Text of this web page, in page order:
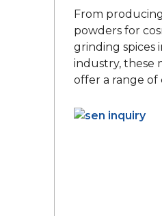
From
powders for
grinding spices
industry, these
offer a range of